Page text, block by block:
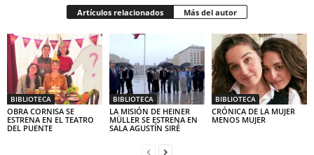
Artículos relacionados Más del autor
BIBLIOTECA
OBRA CORNISA SE
ESTRENA EN EL TEATRO
DEL PUENTE
BIBLIOTECA
LA MISIÓN DE HEINER
MÜLLER SE ESTRENA EN
SALA AGUSTÍN SIRÉ
BIBLIOTECA
CRÓNICA DE LA MUJER
MENOS MUJER